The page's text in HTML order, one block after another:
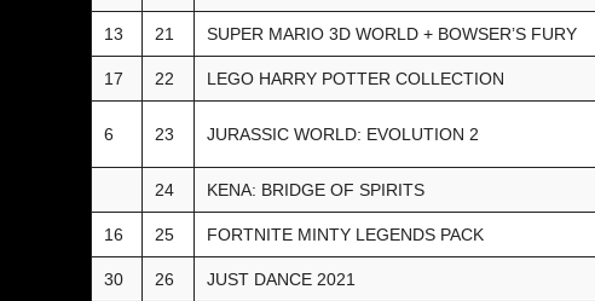
13 21 SUPER MARIO 3D WORLD + BOWSER’S FURY
17 22 LEGO HARRY POTTER COLLECTION
6 23 JURASSIC WORLD: EVOLUTION 2
24 KENA: BRIDGE OF SPIRITS
16 25 FORTNITE MINTY LEGENDS PACK
30 26 JUST DANCE 2021